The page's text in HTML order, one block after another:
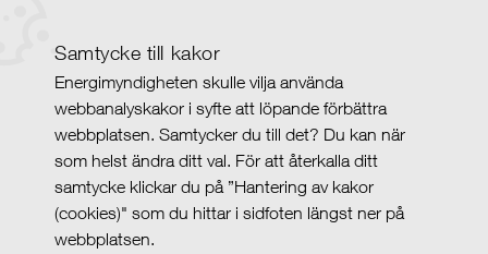
Samtycke till kakor
Energimyndigheten skulle vilja använda
webbanalyskakor i syfte att löpande förbättra
webbplatsen. Samtycker du till det? Du kan när
som helst ändra ditt val. För att återkalla ditt
samtycke klickar du på ”Hantering av kakor
(cookies)" som du hittar i sidfoten längst ner på
webbplatsen.